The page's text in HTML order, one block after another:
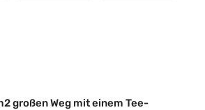
großen Weg mit einem Tee-